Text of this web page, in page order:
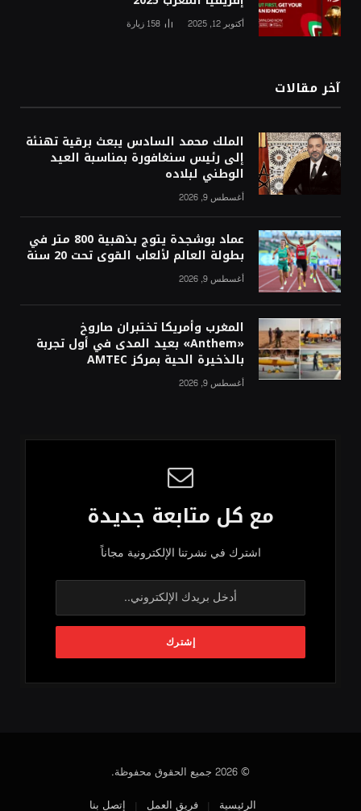
أكتوبر 12, 2025 158 زيارة
آخر مقالات
الملك محمد السادس يبعث برقية تهنئة
إلى رئيس سنغافورة بمناسبة العيد
الوطني لبلاده
أغسطس 9, 2026
عماد بوشجدة يتوج بذهبية 800 متر في
بطولة العالم لألعاب القوى تحت 20 سنة
أغسطس 9, 2026
المغرب وأمريكا تختبران صاروخ
«Anthem» بعيد المدى في أول تجربة
بالذخيرة الحية بمركز AMTEC
أغسطس 9, 2026
مع كل متابعة جديدة
اشترك في نشرتنا الإلكترونية مجاناً
© 2026 جميع الحقوق محفوظة.
الرئيسية
فريق العمل إتصل بنا